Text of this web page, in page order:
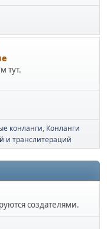
тут.
конланги Конланги
и транслитераций
создателями.